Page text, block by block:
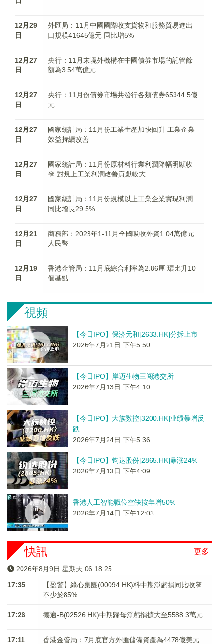
12月29
日
外匯局：11月中國國際收支貨物和服務貿易進出
口規模41645億元 同比增5%
12月27
日
央行：11月末境外機構在中國債券市場的託管餘
額為3.54萬億元
12月27
日
央行：11月份債券市場共發行各類債券65344.5億
元
12月27
日
國家統計局：11月份工業生產加快回升 工業企業
效益持續改善
12月27
日
國家統計局：11月份原材料行業利潤降幅明顯收
窄 對規上工業利潤改善貢獻較大
12月27
日
國家統計局：11月份規模以上工業企業實現利潤
同比增長29.5%
12月21
日
商務部：2023年1-11月全國吸收外資1.04萬億元
人民幣
12月19
日
香港金管局：11月底綜合利率為2.86厘 環比升10
個基點
視頻
【今日IPO】保济元和[2633.HK]分拆上市
2026年7月21日 下午5:50
【今日IPO】岸迈生物三闯港交所
2026年7月13日 下午4:10
【今日IPO】大族数控[3200.HK]业绩暴增反
跌
2026年7月24日 下午5:36
【今日IPO】钧达股份[2865.HK]暴涨24%
2026年7月13日 下午4:09
香港人工智能職位空缺按年增50%
2026年7月14日 下午12:03
更多
快訊
2026年8月9日 星期天 06:18:25
17:35
【盈警】綠心集團(00094.HK)料中期淨虧損同比收窄
不少於85%
17:26 德適-B(02526.HK)中期歸母淨虧損擴大至5588.3萬元
17:11 香港金管局：7月底官方外匯儲備資產為4478億美元